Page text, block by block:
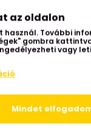
fekete
fekete
6x35W
IP20
az oldalon
használ. További
gombra
vagy
Mindet